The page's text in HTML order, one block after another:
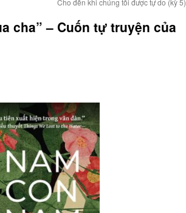
Cho đến khi chúng tôi được tự do (kỳ 5)
cha” – Cuốn tự truyện của